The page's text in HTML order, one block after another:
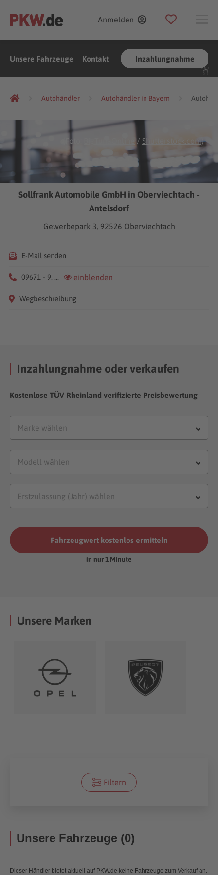
Anmelden
Unsere Fahrzeuge Kontakt Inzahlungnahme
Autohändler Autohändler in Bayern
(Foto: / Shutterstock.com)
Sollfrank Automobile GmbH in Oberviechtach -
Antelsdorf
Gewerbepark 3, 92526 Oberviechtach
E-Mail senden
09671 - 9. ... einblenden
Wegbeschreibung
Inzahlungnahme oder verkaufen
Kostenlose TÜV Rheinland verifizierte Preisbewertung
Fahrzeugwert kostenlos ermitteln
in nur 1 Minute
Unsere Marken
Filtern
Unsere Fahrzeuge (0)
Dieser Händler bietet aktuell auf PKW.de keine Fahrzeuge zum Verkauf an.